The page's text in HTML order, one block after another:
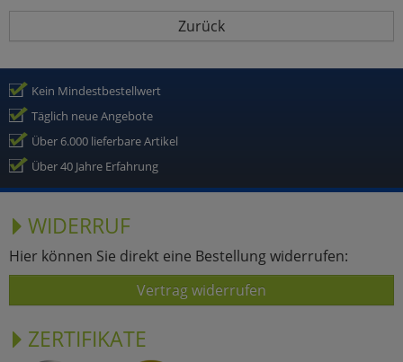
Zurück
Kein Mindestbestellwert
Täglich neue Angebote
Über 6.000 lieferbare Artikel
Über 40 Jahre Erfahrung
WIDERRUF
Hier können Sie direkt eine Bestellung widerrufen:
Vertrag widerrufen
ZERTIFIKATE